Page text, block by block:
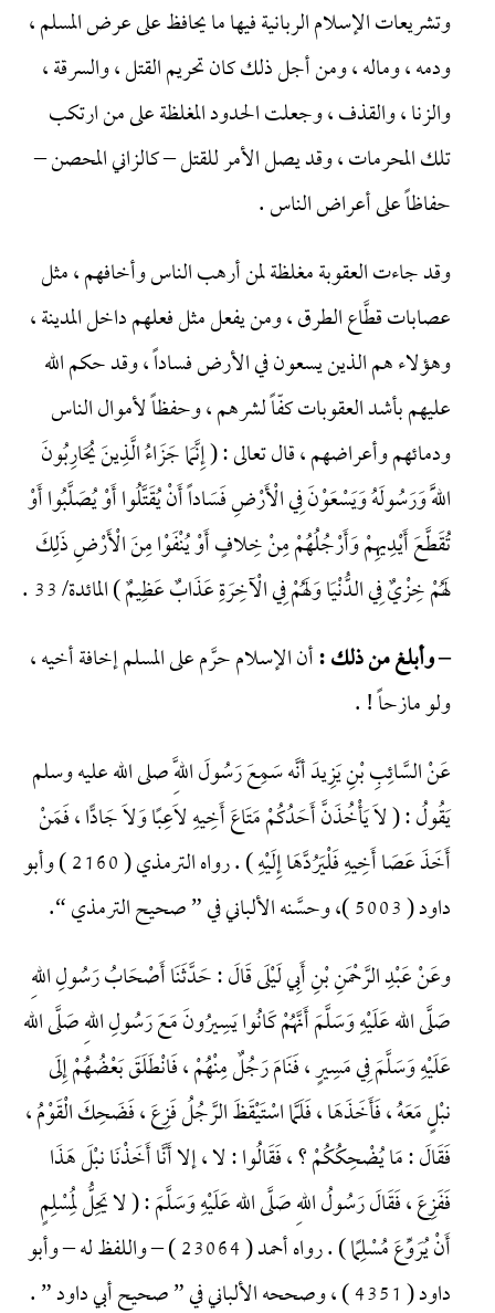
وتشريعات الإسلام الربانية فيها ما يحافظ على عرض المسلم ،
ودمه ، وماله ، ومن أجل ذلك كان تحريم القتل ، والسرقة ،
والزنا ، والقذف ، وجعلت الحدود المغلظة على من ارتكب
تلك المحرمات ، وقد يصل الأمر للقتل – كالزاني المحصن –
حفاظاً على أعراض الناس .
وقد جاءت العقوبة مغلظة لمن أرهب الناس وأخافهم ، مثل
عصابات قطَّاع الطرق ، ومن يفعل مثل فعلهم داخل المدينة ،
وهؤلاء هم الذين يسعون في الأرض فساداً ، وقد حكم الله
عليهم بأشد العقوبات كفّاً لشرهم ، وحفظاً لأموال الناس
ودمائهم وأعراضهم ، قال تعالى : ( إِنَّمَا جَزَاءُ الَّذِينَ يُحَارِبُونَ
اللَّهَ وَرَسُولَهُ وَيَسْعَوْنَ فِي الْأَرْضِ فَسَاداً أَنْ يُقَتَّلُوا أَوْ يُصَلَّبُوا أَوْ
تُقَطَّعَ أَيْدِيهِمْ وَأَرْجُلُهُمْ مِنْ خِلافٍ أَوْ يُنْفَوْا مِنَ الْأَرْضِ ذَلِكَ
لَهُمْ خِزْيٌ فِي الدُّنْيَا وَلَهُمْ فِي الْآخِرَةِ عَذَابٌ عَظِيمٌ ) المائدة/ 33 .
– وأبلغ من ذلك :أن الإسلام حرَّم على المسلم إخافة أخيه ،
ولو مازحاً ! .
عَنْ السَّائِبِ بْنِ يَزِيدَ أنَّه سَمِعَ رَسُولَ اللَّهِ صلى الله عليه وسلم
يَقُولُ : ( لاَ يَأْخُذَنَّ أَحَدُكُمْ مَتَاعَ أَخِيهِ لاَعِبًا وَلاَ جَادًّا ، فَمَنْ
أَخَذَ عَصَا أَخِيهِ فَلْيَرُدَّهَا إِلَيْهِ ) . رواه الترمذي ( 2160 ) وأبو
داود ( 5003 )، وحسَّنه الألباني في ” صحيح الترمذي “.
وعَنْ عَبْدِ الرَّحْمَنِ بْنِ أَبِي لَيْلَى قَالَ : حَدَّثَنَا أَصْحَابُ رَسُولِ اللهِ
صَلَّى الله عَلَيْهِ وَسَلَّمَ أَنَّهُمْ كَانُوا يَسِيرُونَ مَعَ رَسُولِ اللهِ صَلَّى الله
عَلَيْهِ وَسَلَّمَ فِي مَسِيرٍ ، فَنَامَ رَجُلٌ مِنْهُمْ ، فَانْطَلَقَ بَعْضُهُمْ إِلَى
نبْلٍ مَعَهُ ، فَأَخَذَهَا ، فَلَمَّا اسْتَيْقَظَ الرَّجُلُ فَزِعَ ، فَضَحِكَ الْقَوْمُ ،
فَقَالَ : مَا يُضْحِكُكُمْ ؟ ، فَقَالُوا : لا ، إلا أَنَّا أَخَذْنَا نبْلَ هَذَا
فَفَزِعَ ، فَقَالَ رَسُولُ اللهِ صَلَّى الله عَلَيْهِ وَسَلَّمَ : ( لا يَحِلُّ لِمُسْلِمٍ
أَنْ يُرَوِّعَ مُسْلِمًا ) . رواه أحمد ( 23064 ) – واللفظ له – وأبو
داود ( 4351 ) ، وصححه الألباني في ” صحيح أبي داود ” .